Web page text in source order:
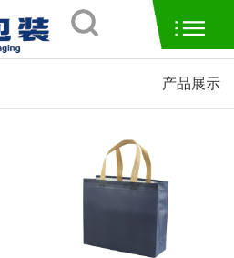
产品展示